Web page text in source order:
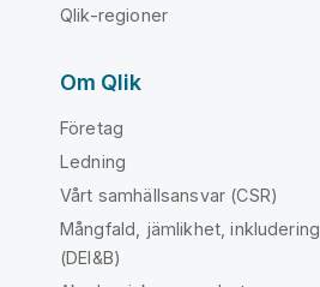
Qlik-regioner
Om Qlik
Företag
Ledning
Vårt samhällsansvar (CSR)
Mångfald, jämlikhet,
(DEI&B)